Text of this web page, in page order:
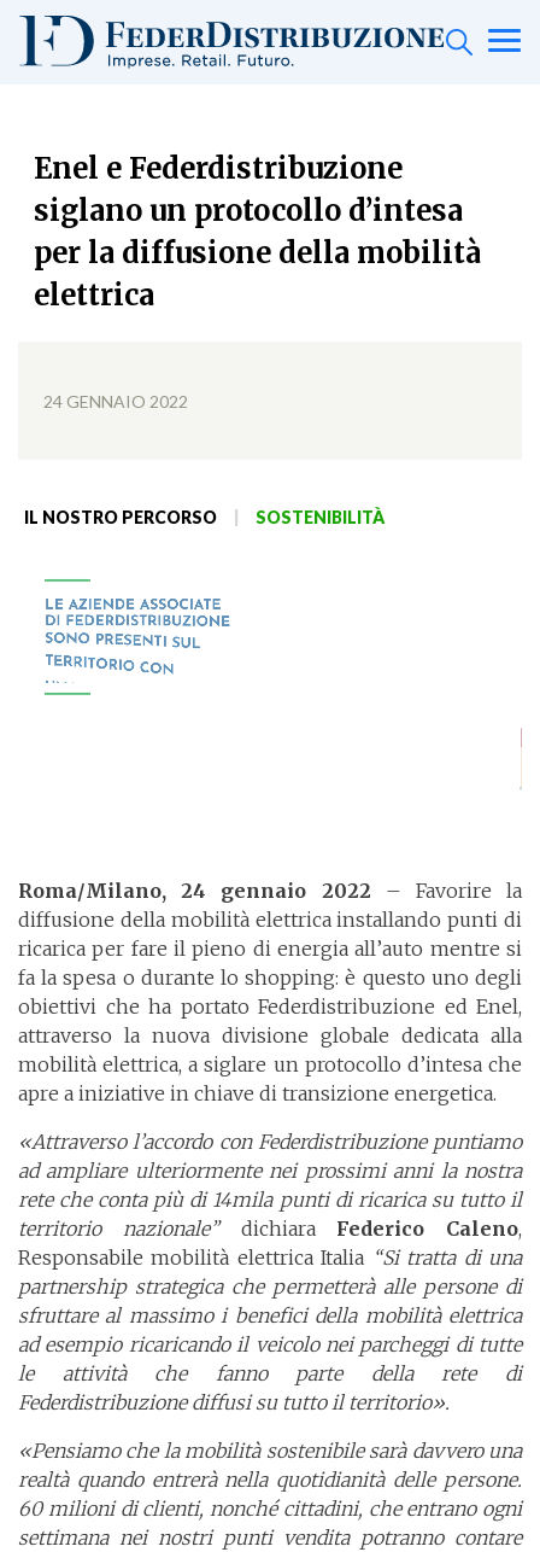
Enel e Federdistribuzione
siglano un protocollo d’intesa
per la diffusione della mobilità
elettrica
24 GENNAIO 2022
IL NOSTRO PERCORSO SOSTENIBILITÀ
Roma/Milano, 24 gennaio 2022 – Favorire la
diffusione della mobilità elettrica installando punti di
ricarica per fare il pieno di energia all’auto mentre si
fa la spesa o durante lo shopping: è questo uno degli
obiettivi che ha portato Federdistribuzione ed Enel,
attraverso la nuova divisione globale dedicata alla
mobilità elettrica, a siglare un protocollo d’intesa che
apre a iniziative in chiave di transizione energetica.
«Attraverso l’accordo con Federdistribuzione puntiamo
ad ampliare ulteriormente nei prossimi anni la nostra
rete che conta più di 14mila punti di ricarica su tutto il
territorio nazionale” dichiara Federico Caleno,
Responsabile mobilità elettrica Italia “Si tratta di una
partnership strategica che permetterà alle persone di
sfruttare al massimo i benefici della mobilità elettrica
ad esempio ricaricando il veicolo nei parcheggi di tutte
le attività che fanno parte della rete di
Federdistribuzione diffusi su tutto il territorio».
«Pensiamo che la mobilità sostenibile sarà davvero una
realtà quando entrerà nella quotidianità delle persone.
60 milioni di clienti, nonché cittadini, che entrano ogni
settimana nei nostri punti vendita potranno contare